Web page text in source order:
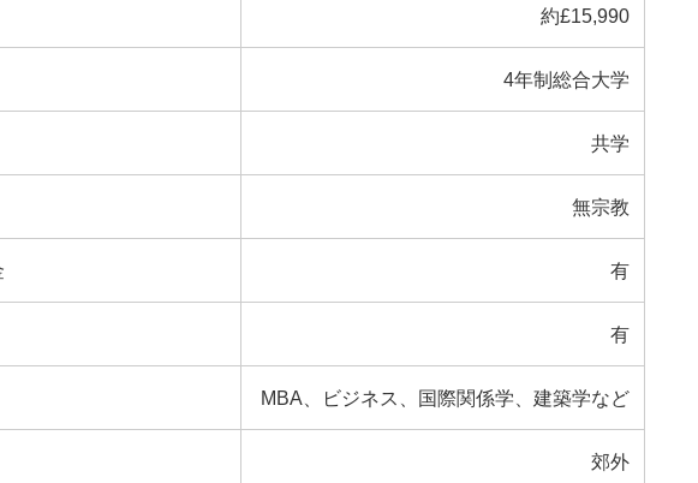
約£15,990
4年制総合大学
共学
無宗教
有
有
MBA、ビジネス、国際関係学、建築学など
郊外